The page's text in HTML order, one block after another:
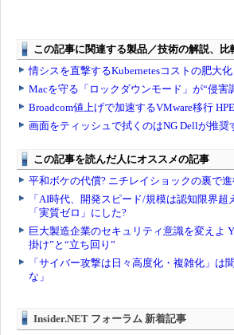
Insider.NET フォーラム 新着記事